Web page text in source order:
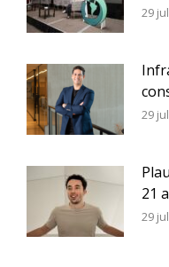
29
29
21
29